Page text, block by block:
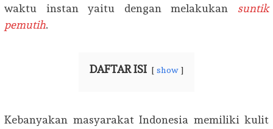
waktu instan yaitu dengan melakukan suntik
pemutih.
DAFTAR ISI show
Kebanyakan masyarakat Indonesia memiliki kulit